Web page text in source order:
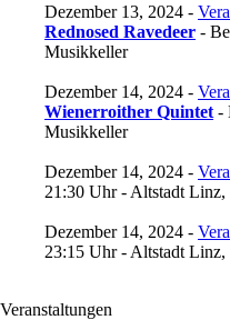
Dezember 13, 2024 -
Rednosed Ravedeer -
Musikkeller
Dezember 14, 2024 -
Wienerroither Quintet -
Musikkeller
Dezember 14, 2024 -
21:30 Uhr - Altstadt
Dezember 14, 2024 -
23:15 Uhr - Altstadt
Veranstaltungen